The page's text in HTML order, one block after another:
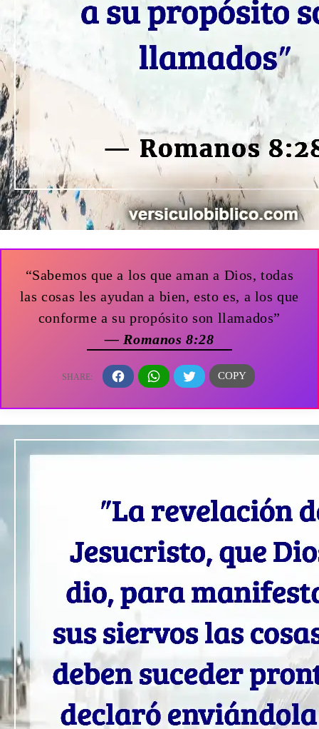
“Sabemos que a los que aman a Dios, todas
las cosas les ayudan a bien, esto es, a los que
conforme a su propósito son llamados”
— Romanos 8:28